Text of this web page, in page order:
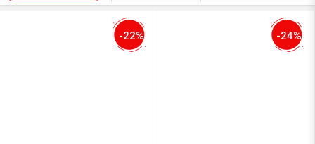
-22% -24%